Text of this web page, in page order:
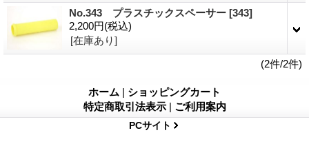
No.343 プラスチックスペーサー [343]
2,200円(税込)
[在庫あり]
(2件/2件)
ホーム | ショッピングカート
特定商取引法表示 | ご利用案内
PCサイト